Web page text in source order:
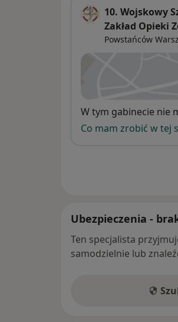
10. Wojskowy
Zakład Opieki
Powstańców
Dostępność
W tym gabinecie nie
Co mam zrobić w tej
Ubezpieczenia -
Ten specjalista
samodzielnie lub